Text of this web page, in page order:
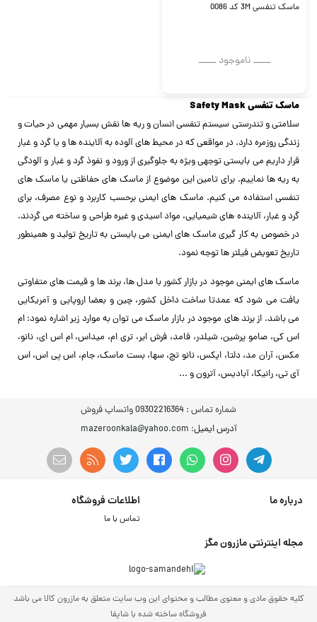
ماسک تنفسی 3M کد 0086
ــــــ ناموجود ــــــ
ماسک تنفسیSafety Mask
سلامتی و تندرستی سیستم تنفسی انسان و ریه‌ ها نقش بسیار مهمی در حیات و
زندگی روزمره دارد. در مواقعی که در محیط های آلوده به آلاینده ها و یا گرد و غبار
قرار داریم می بایستی توجهی ویژه به جلوگیری از ورود و نفوذ گرد و غبار و آلودگی
به ریه ها نماییم. برای تامین این موضوع از ماسک های حفاظتی یا ماسک های
تنفسی استفاده می کنیم. ماسک ‌های ایمنی برحسب کاربرد و نوع مصرف، برای
گرد و غبار، آلاینده های شیمیایی، مواد اسیدی و غیره طراحی و ساخته می گردند.
در خصوص به کار گیری ماسک های ایمنی می بایستی به تاریخ تولید و همینطور
تاریخ تعویض فیلتر ها توجه نمود.
ماسک های ایمنی موجود در بازار کشور با مدل ها، برند ها و قیمت های متفاوتی
یافت می شود که عمدتا ساخت داخل کشور، چین و بعضا اروپایی و آمریکایی
می باشد. از برند های موجود در بازار ماسک می توان به موارد زیر اشاره نمود: ام
اس کی، صامو پرشین، شیلدر، فامد، فرش ایر، تری ام، میداس، ام اس ای، نانو،
مکس، آران مد، دلتا، اپکس، نانو تچ، سها، بست ماسک، جام، اس پی اس، اس
آی تی، رانیکا، آبادیس، آترون و ...
شماره تماس : 09302216364 واتساپ فروش
آدرس ایمیل: mazeroonkala@yahoo.com
درباره ما اطلاعات فروشگاه
تماس با ما
مجله اینترنتی مازرون مگز
کلیه حقوق مادی و معنوی مطالب و محتوای این وب سایت متعلق به مازرون کالا می باشد
فروشگاه ساخته شده با شاپفا